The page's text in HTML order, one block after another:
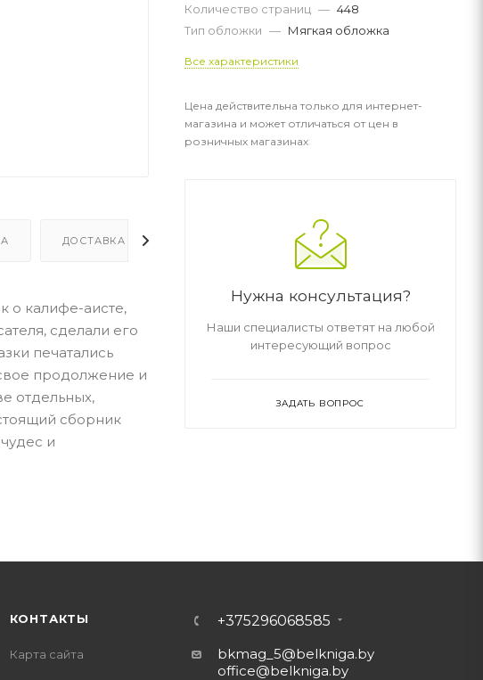
ДОСТАВКА
о калифе-аисте,
сделали его
печатались
продолжение и
отдельных,
сборник
и
Количество страниц — 448
Тип обложки — Мягкая обложка
Все характеристики
Цена действительна только для интернет-
магазина и может отличаться от цен в
розничных магазинах
Нужна консультация?
Наши специалисты ответят на любой
интересующий вопрос
ЗАДАТЬ ВОПРОС
КОНТАКТЫ
Карта сайта
+375296068585
bkmag_5@belkniga.by
office@belkniga.by